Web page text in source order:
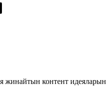
жинайтын контент идеяларын